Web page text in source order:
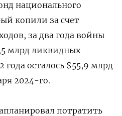
национального
копили за счет
за два года войны
млрд ликвидных
года осталось $55,9 млрд
2024-го.
потратить